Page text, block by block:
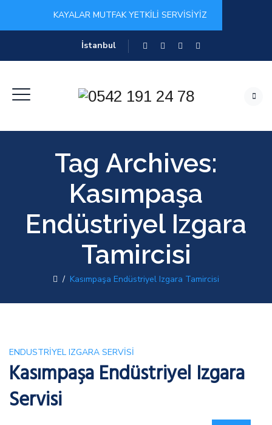
KAYALAR MUTFAK YETKİLİ SERVİSİYİZ
İstanbul
Tag Archives:
Kasımpaşa
Endüstriyel Izgara
Tamircisi
/ Kasımpaşa Endüstriyel Izgara Tamircisi
ENDUSTRIYEL IZGARA SERVISI
Kasımpaşa Endüstriyel Izgara
Servisi